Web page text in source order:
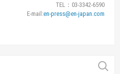
TEL：03-3342-6590
E-mail:en-press@en-japan.com